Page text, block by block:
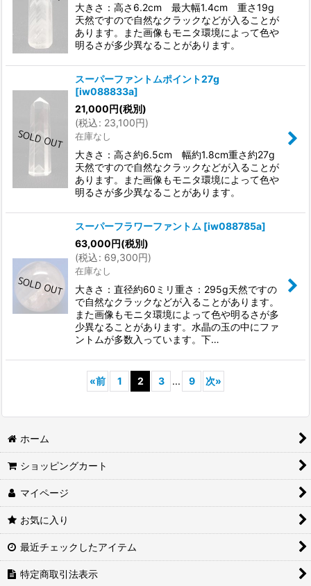
大きさ：高さ6.2cm 最大幅1.4cm 重さ19g
天然ですので自然なクラックなどが入ることが
あります。また画像もモニタ環境によって色や
明るさが多少異なることがあります。
スーパーファントムポイント27g
[iw088833a]
21,000円(税別)
(税込: 23,100円)
在庫なし
大きさ：高さ約6.5cm 幅約1.8cm重さ約27g
天然ですので自然なクラックなどが入ることが
あります。また画像もモニタ環境によって色や
明るさが多少異なることがあります。
スーパーフラワーファントム [iw088785a]
63,000円(税別)
(税込: 69,300円)
在庫なし
大きさ：直径約60ミリ重さ：295g天然ですの
で自然なクラックなどが入ることがあります。
また画像もモニタ環境によって色や明るさが多
少異なることがあります。水晶の玉の中にファ
ントムが多数入っています。下…
«前 1 2 3 ... 9 次»
ホーム
ショッピングカート
マイページ
お気に入り
最近チェックしたアイテム
特定商取引法表示